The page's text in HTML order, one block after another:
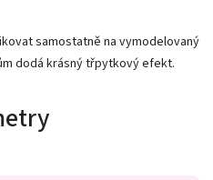
samostatně na vymodelovaný
dodá krásný třpytkový efekt.